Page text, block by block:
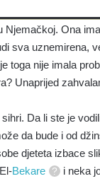
Ona
sva uznemirena,
toga nije imala
Unaprijed
Da li ste je
da bude i od
djeteta izbace
Bekare
i neka